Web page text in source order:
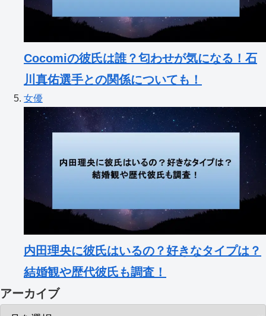
Cocomiの彼氏は誰？匂わせが気になる！石
川真佑選手との関係についても！
女優
内田理央に彼氏はいるの？好きなタイプは？
結婚観や歴代彼氏も調査！
アーカイブ